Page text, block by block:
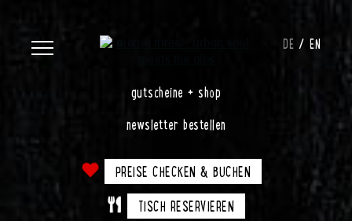
DE EN
gutscheine + shop
newsletter bestellen
PREISE CHECKEN & BUCHEN
TISCH RESERVIEREN